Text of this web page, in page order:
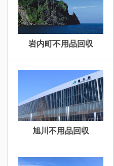
岩内町不用品回収
旭川不用品回収